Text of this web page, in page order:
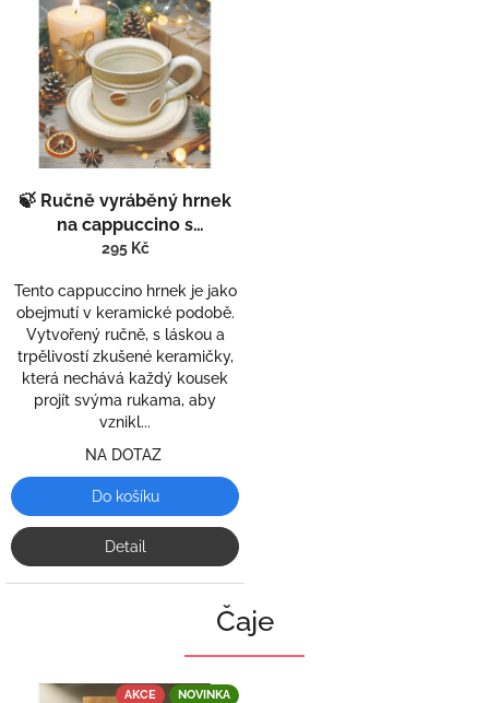
🍃 Ručně vyráběný hrnek
na cappuccino s
podšálkem – jemnost,
295 Kč
Tento cappuccino hrnek je jako
obejmutí v keramické podobě.
Vytvořený ručně, s láskou a
trpělivostí zkušené keramičky,
která nechává každý kousek
projít svýma rukama, aby
vznikl...
NA DOTAZ
Do košíku
Detail
Čaje
AKCE NOVINKA